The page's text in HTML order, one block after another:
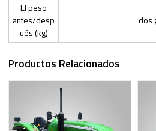
El peso
antes/desp
ués (kg)
dos
Productos Relacionados